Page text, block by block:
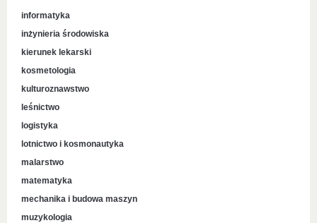
informatyka
inżynieria środowiska
kierunek lekarski
kosmetologia
kulturoznawstwo
leśnictwo
logistyka
lotnictwo i kosmonautyka
malarstwo
matematyka
mechanika i budowa maszyn
muzykologia